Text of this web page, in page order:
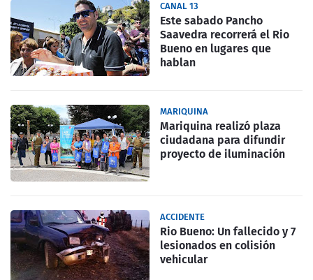
CANAL 13
Este sabado Pancho
Saavedra recorrerá el Rio
Bueno en lugares que
hablan
MARIQUINA
Mariquina realizó plaza
ciudadana para difundir
proyecto de iluminación
ACCIDENTE
Rio Bueno: Un fallecido y 7
lesionados en colisión
vehicular